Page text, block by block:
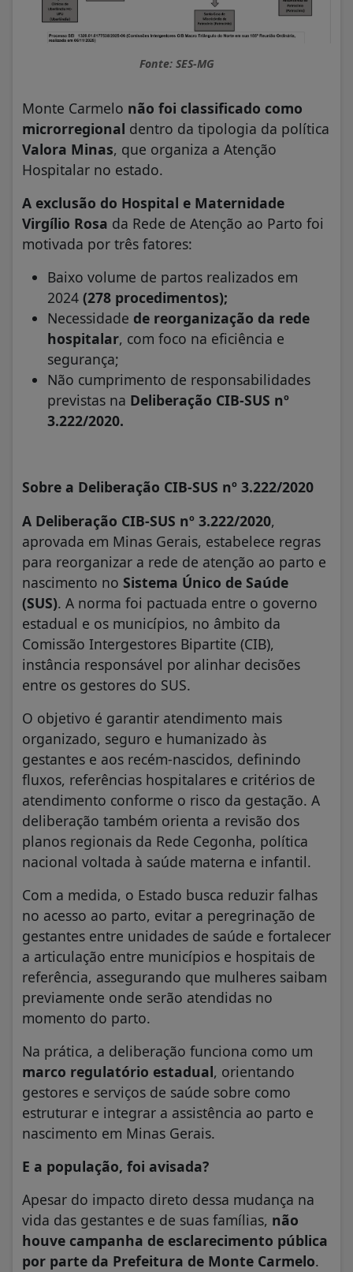
Fonte: SES-MG
Monte Carmelo não foi classificado como
microrregional dentro da tipologia da política
Valora Minas, que organiza a Atenção
Hospitalar no estado.
A exclusão do Hospital e Maternidade
Virgílio Rosa da Rede de Atenção ao Parto foi
motivada por três fatores:
Baixo volume de partos realizados em
2024 (278 procedimentos);
Necessidade de reorganização da rede
hospitalar, com foco na eficiência e
segurança;
Não cumprimento de responsabilidades
previstas na Deliberação CIB-SUS nº
3.222/2020.
Sobre a Deliberação CIB-SUS nº 3.222/2020
A Deliberação CIB-SUS nº 3.222/2020,
aprovada em Minas Gerais, estabelece regras
para reorganizar a rede de atenção ao parto e
nascimento no Sistema Único de Saúde
(SUS). A norma foi pactuada entre o governo
estadual e os municípios, no âmbito da
Comissão Intergestores Bipartite (CIB),
instância responsável por alinhar decisões
entre os gestores do SUS.
O objetivo é garantir atendimento mais
organizado, seguro e humanizado às
gestantes e aos recém-nascidos, definindo
fluxos, referências hospitalares e critérios de
atendimento conforme o risco da gestação. A
deliberação também orienta a revisão dos
planos regionais da Rede Cegonha, política
nacional voltada à saúde materna e infantil.
Com a medida, o Estado busca reduzir falhas
no acesso ao parto, evitar a peregrinação de
gestantes entre unidades de saúde e fortalecer
a articulação entre municípios e hospitais de
referência, assegurando que mulheres saibam
previamente onde serão atendidas no
momento do parto.
Na prática, a deliberação funciona como um
marco regulatório estadual, orientando
gestores e serviços de saúde sobre como
estruturar e integrar a assistência ao parto e
nascimento em Minas Gerais.
E a população, foi avisada?
Apesar do impacto direto dessa mudança na
vida das gestantes e de suas famílias, não
houve campanha de esclarecimento pública
por parte da Prefeitura de Monte Carmelo.